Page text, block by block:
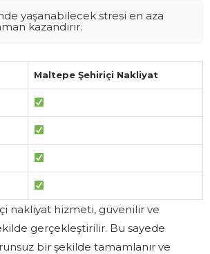
yaşanabilecek stresi en aza
kazandırır.
Maltepe Şehiriçi Nakliyat
nakliyat hizmeti, güvenilir ve
gerçekleştirilir. Bu sayede
bir şekilde tamamlanır ve